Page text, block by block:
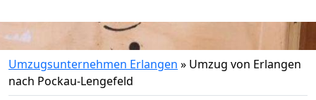
Umzugsunternehmen Erlangen » Umzug von Erlangen
nach Pockau-Lengefeld